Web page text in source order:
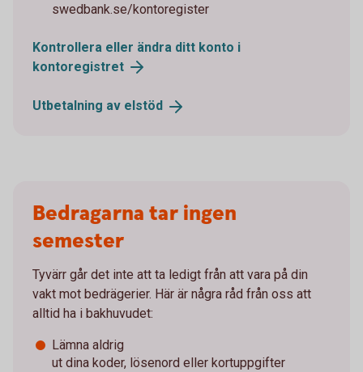
swedbank.se/kontoregister
Kontrollera eller ändra ditt konto i
kontoregistret
Utbetalning av elstöd
Bedragarna tar ingen
semester
Tyvärr går det inte att ta ledigt från att vara på din
vakt mot bedrägerier. Här är några råd från oss att
alltid ha i bakhuvudet:
Lämna aldrig
ut dina koder, lösenord eller kortuppgifter